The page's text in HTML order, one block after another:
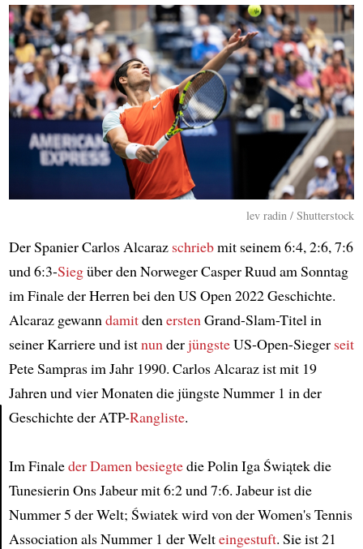
lev radin / Shutterstock
Der Spanier Carlos Alcaraz schriebmit seinem 6:4, 2:6, 7:6
und 6:3-Siegüber den Norweger Casper Ruud am Sonntag
im Finale der Herren bei den US Open 2022 Geschichte.
Alcaraz gewann damitden ersten Grand-Slam-Titel in
seiner Karriere und istnun derjüngsteUS-Open-Sieger seit
Pete Sampras im Jahr 1990. Carlos Alcaraz ist mit 19
Jahren und vier Monaten die jüngste Nummer 1 in der
Geschichte der ATP-Rangliste.
Im Finaleder Damen besiegtedie Polin Iga Świątek die
Tunesierin Ons Jabeur mit 6:2 und 7:6. Jabeur ist die
Nummer 5 der Welt; Światek wird von der Women's Tennis
Association als Nummer 1 der Welteingestuft. Sie ist 21